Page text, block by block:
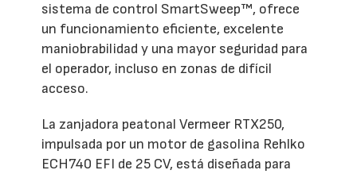
sistema de control SmartSweep™, ofrece
un funcionamiento eficiente, excelente
maniobrabilidad y una mayor seguridad para
el operador, incluso en zonas de difícil
acceso.
La zanjadora peatonal Vermeer RTX250,
impulsada por un motor de gasolina Rehlko
ECH740 EFI de 25 CV, está diseñada para